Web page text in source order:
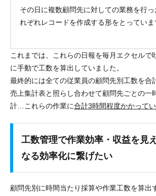
その日に複数顧問先に対しての業務を行
れぞれレコードを作成する形をとっていま
これまでは、これらの日報を毎月エクセルで
に手動で工数を算出 していました。
最終的には全ての従業員の顧問先別工数を合
売上集計表と照らし合わせて顧問先ごとの一
計…これらの作業に合計3時間程度かかって
工数管理で作業効率・収益を見
なる効率化に繋げたい
顧問先別に時間当たり採算や作業工数を算出